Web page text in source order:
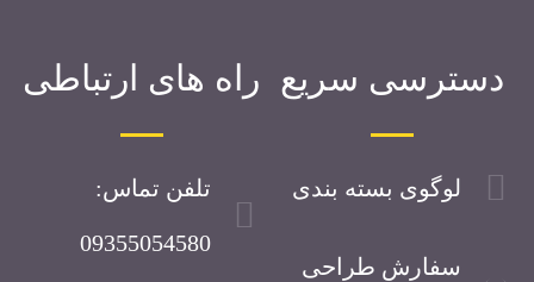
دسترسی سریع
لوگوی بسته بندی
سفارش طراحی
راه های ارتباطی
تلفن تماس:
09355054580